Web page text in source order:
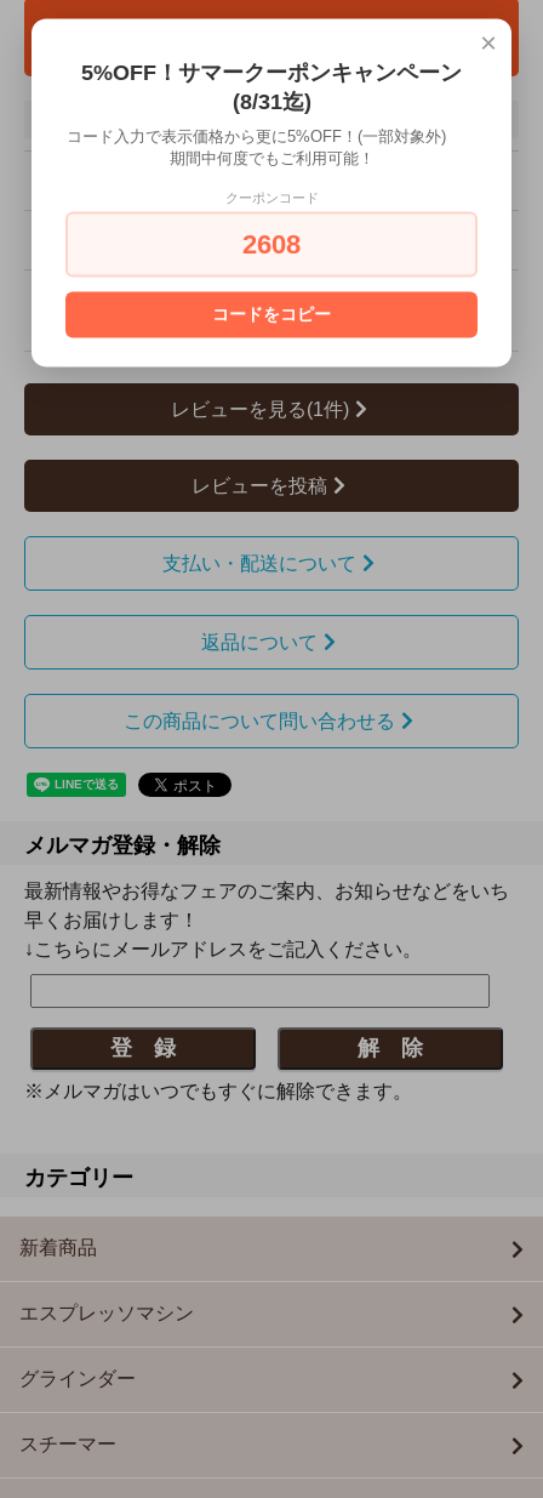
残り1点です！お早めにどう
レビューを見る(1件)
レビューを投稿
支払い・配送について
返品について
この商品について問い合わせる
メルマガ登録・解除
最新情報やお得なフェアのご案内、お知らせなどをいち
早くお届けします！
↓こちらにメールアドレスをご記入ください。
※メルマガはいつでもすぐに解除できます。
カテゴリー
新着商品
エスプレッソマシン
グラインダー
スチーマー
×
5%OFF！サマークーポンキャンペーン
(8/31迄)
コード入力で表示価格から更に5%OFF！(一部対象外)
期間中何度でもご利用可能！
クーポンコード
2608
コードをコピー